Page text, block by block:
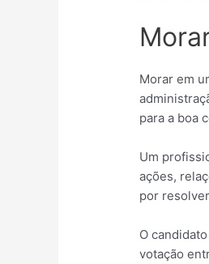
Morar em
para a boa
Um
ações,
por
O
votação